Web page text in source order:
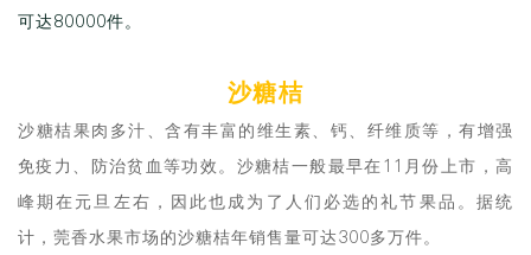
可达80000件。
沙糖桔
沙糖桔果肉多汁、含有丰富的维生素、钙、纤维质等，有增强
免疫力、防治贫血等功效。沙糖桔一般最早在11月份上市，高
峰期在元旦左右，因此也成为了人们必选的礼节果品。据统
计，莞香水果市场的沙糖桔年销售量可达300多万件。